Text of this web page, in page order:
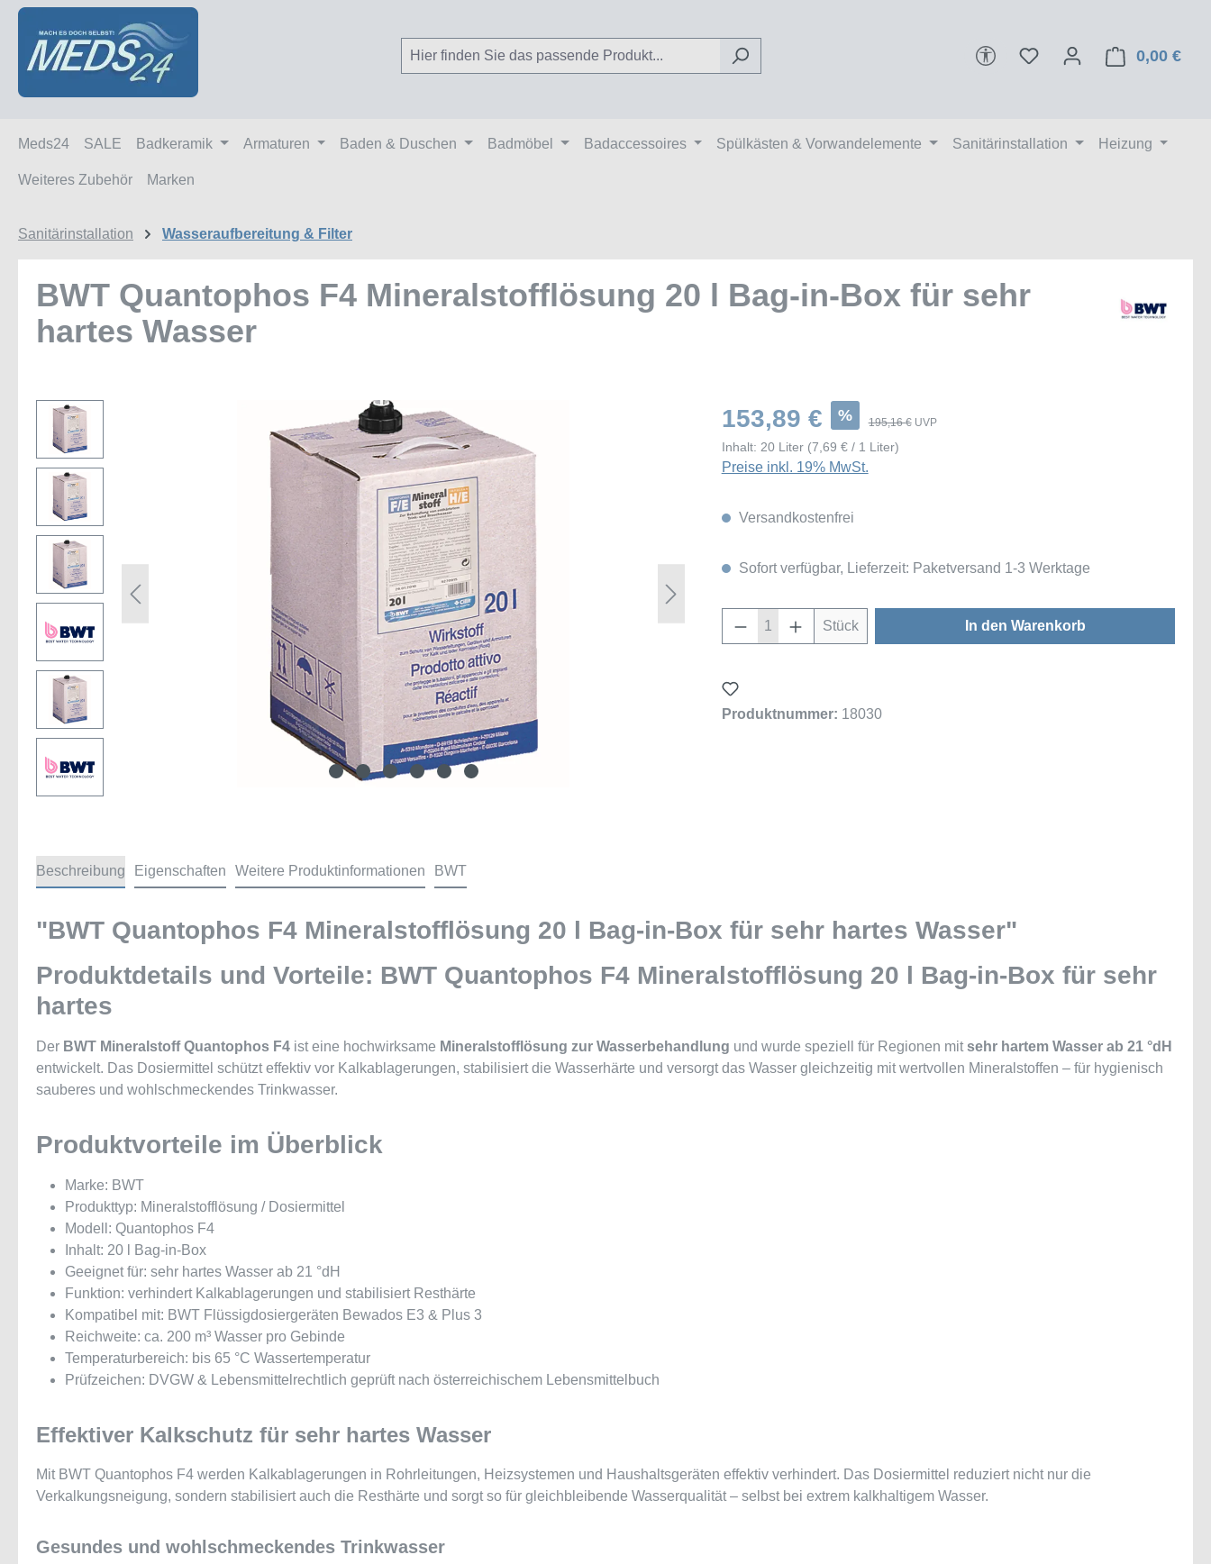
Hauptinhalt springen
Zur Suche springen
Zur Hauptnavigation springen
Werkzeugleiste anzeigen
0,00 €
Meds24 SALE Badkeramik Armaturen Baden & Duschen Badmöbel Badaccessoires Spülkästen & Vorwandelemente Sanitärinstallation Heizung
Weiteres Zubehör Marken
Sanitärinstallation Wasseraufbereitung & Filter
BWT Quantophos F4 Mineralstofflösung 20 l Bag-in-Box für sehr
hartes Wasser
Bildergalerie überspringen 153,89 € % 195,16 € UVP
Inhalt: 20 Liter (7,69 € / 1 Liter)
Preise inkl. 19% MwSt.
Versandkostenfrei
Sofort verfügbar, Lieferzeit: Paketversand 1-3 Werktage
Produkt Anzahl: Gib den gewünschten Wert ein
Stück In den Warenkorb
Produktnummer: 18030
Beschreibung Eigenschaften Weitere Produktinformationen BWT
"BWT Quantophos F4 Mineralstofflösung 20 l Bag-in-Box für sehr hartes Wasser"
Produktdetails und Vorteile: BWT Quantophos F4 Mineralstofflösung 20 l Bag-in-Box für sehr
hartes
Der BWT Mineralstoff Quantophos F4 ist eine hochwirksame Mineralstofflösung zur Wasserbehandlung und wurde speziell für Regionen mit sehr hartem Wasser ab 21 °dH
entwickelt. Das Dosiermittel schützt effektiv vor Kalkablagerungen, stabilisiert die Wasserhärte und versorgt das Wasser gleichzeitig mit wertvollen Mineralstoffen – für hygienisch
sauberes und wohlschmeckendes Trinkwasser.
Produktvorteile im Überblick
Marke: BWT
Produkttyp: Mineralstofflösung / Dosiermittel
Modell: Quantophos F4
Inhalt: 20 l Bag-in-Box
Geeignet für: sehr hartes Wasser ab 21 °dH
Funktion: verhindert Kalkablagerungen und stabilisiert Resthärte
Kompatibel mit: BWT Flüssigdosiergeräten Bewados E3 & Plus 3
Reichweite: ca. 200 m³ Wasser pro Gebinde
Temperaturbereich: bis 65 °C Wassertemperatur
Prüfzeichen: DVGW & Lebensmittelrechtlich geprüft nach österreichischem Lebensmittelbuch
Effektiver Kalkschutz für sehr hartes Wasser
Mit BWT Quantophos F4 werden Kalkablagerungen in Rohrleitungen, Heizsystemen und Haushaltsgeräten effektiv verhindert. Das Dosiermittel reduziert nicht nur die
Verkalkungsneigung, sondern stabilisiert auch die Resthärte und sorgt so für gleichbleibende Wasserqualität – selbst bei extrem kalkhaltigem Wasser.
Gesundes und wohlschmeckendes Trinkwasser